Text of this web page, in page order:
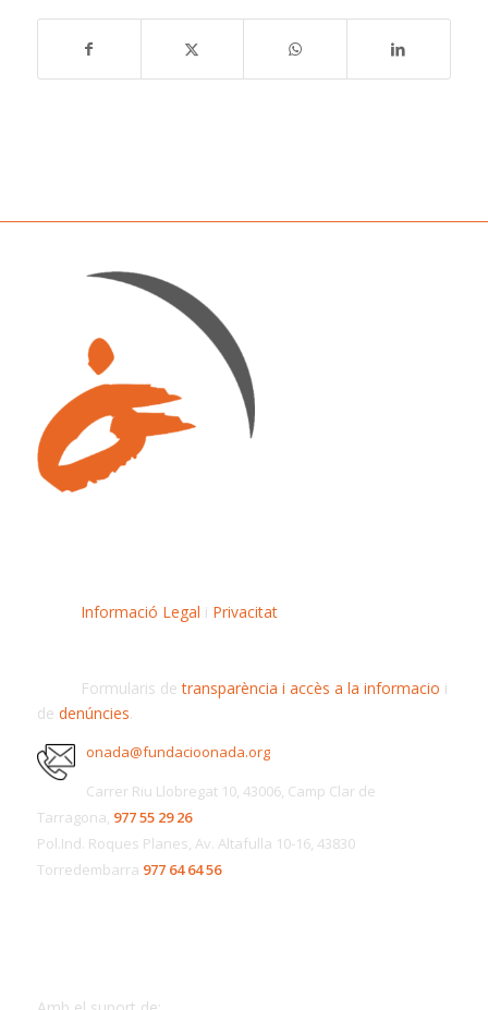
Informació Legal i Privacitat
Formularis detransparència i accès a la informacio i
de denúncies.
onada@fundacioonada.org
Carrer Riu Llobregat 10, 43006, Camp Clar de
Tarragona, 977 55 29 26
Pol.Ind. Roques Planes, Av. Altafulla 10-16, 43830
Torredembarra 977 64 64 56